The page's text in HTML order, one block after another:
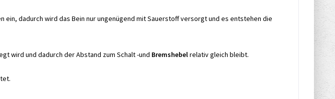
ein, dadurch wird das Bein nur ungenügend mit Sauerstoff versorgt und es entstehen die
wird und dadurch der Abstand zum Schalt -und Bremshebelrelativ gleich bleibt.